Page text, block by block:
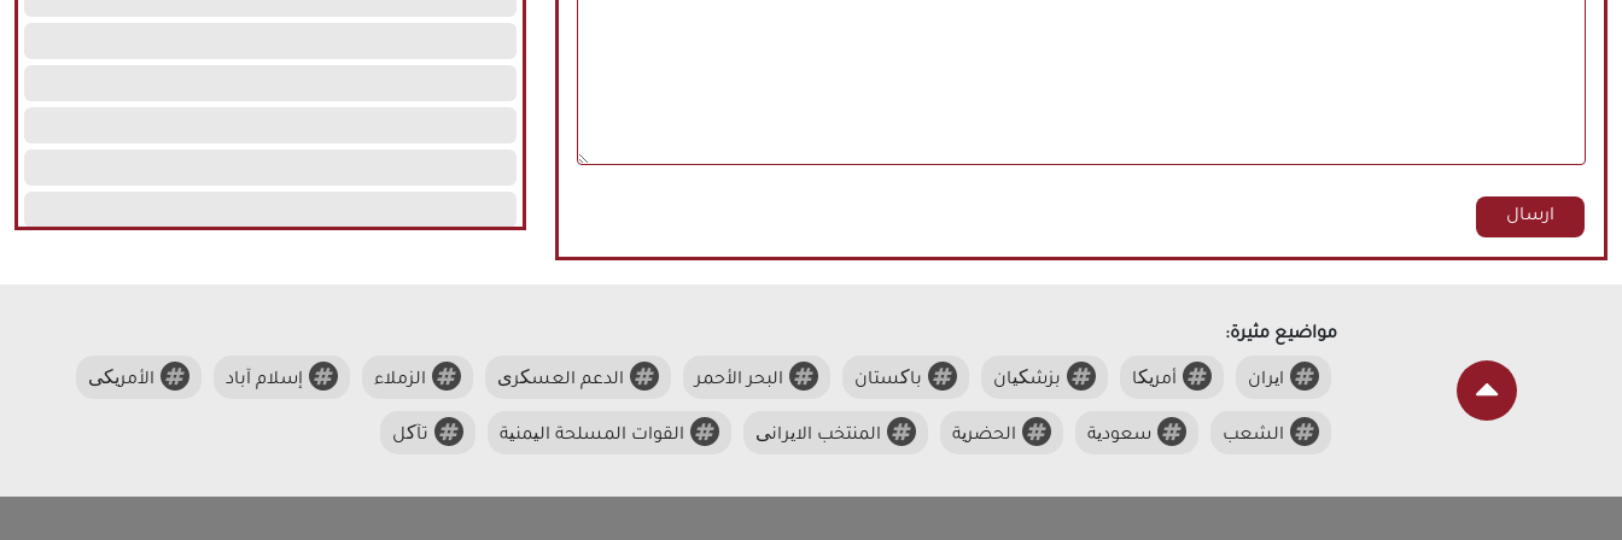
مواضيع مثيرة:
ایران أمریکا بزشکیان باکستان البحر الأحمر الدعم العسکری الزملاء إسلام آباد الأمریکی
الشعب سعودیة الحضریة المنتخب الایرانی القوات المسلحة الیمنیة تآکل